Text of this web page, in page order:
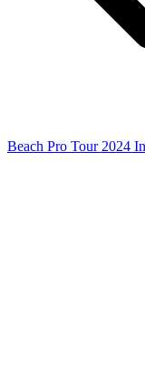
Beach Pro Tour 2024